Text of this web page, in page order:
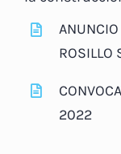
ANUNCIO
ROSILLO
2022